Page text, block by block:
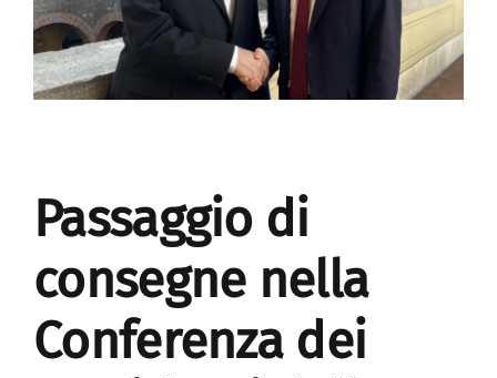
Passaggio di
consegne nella
Conferenza dei